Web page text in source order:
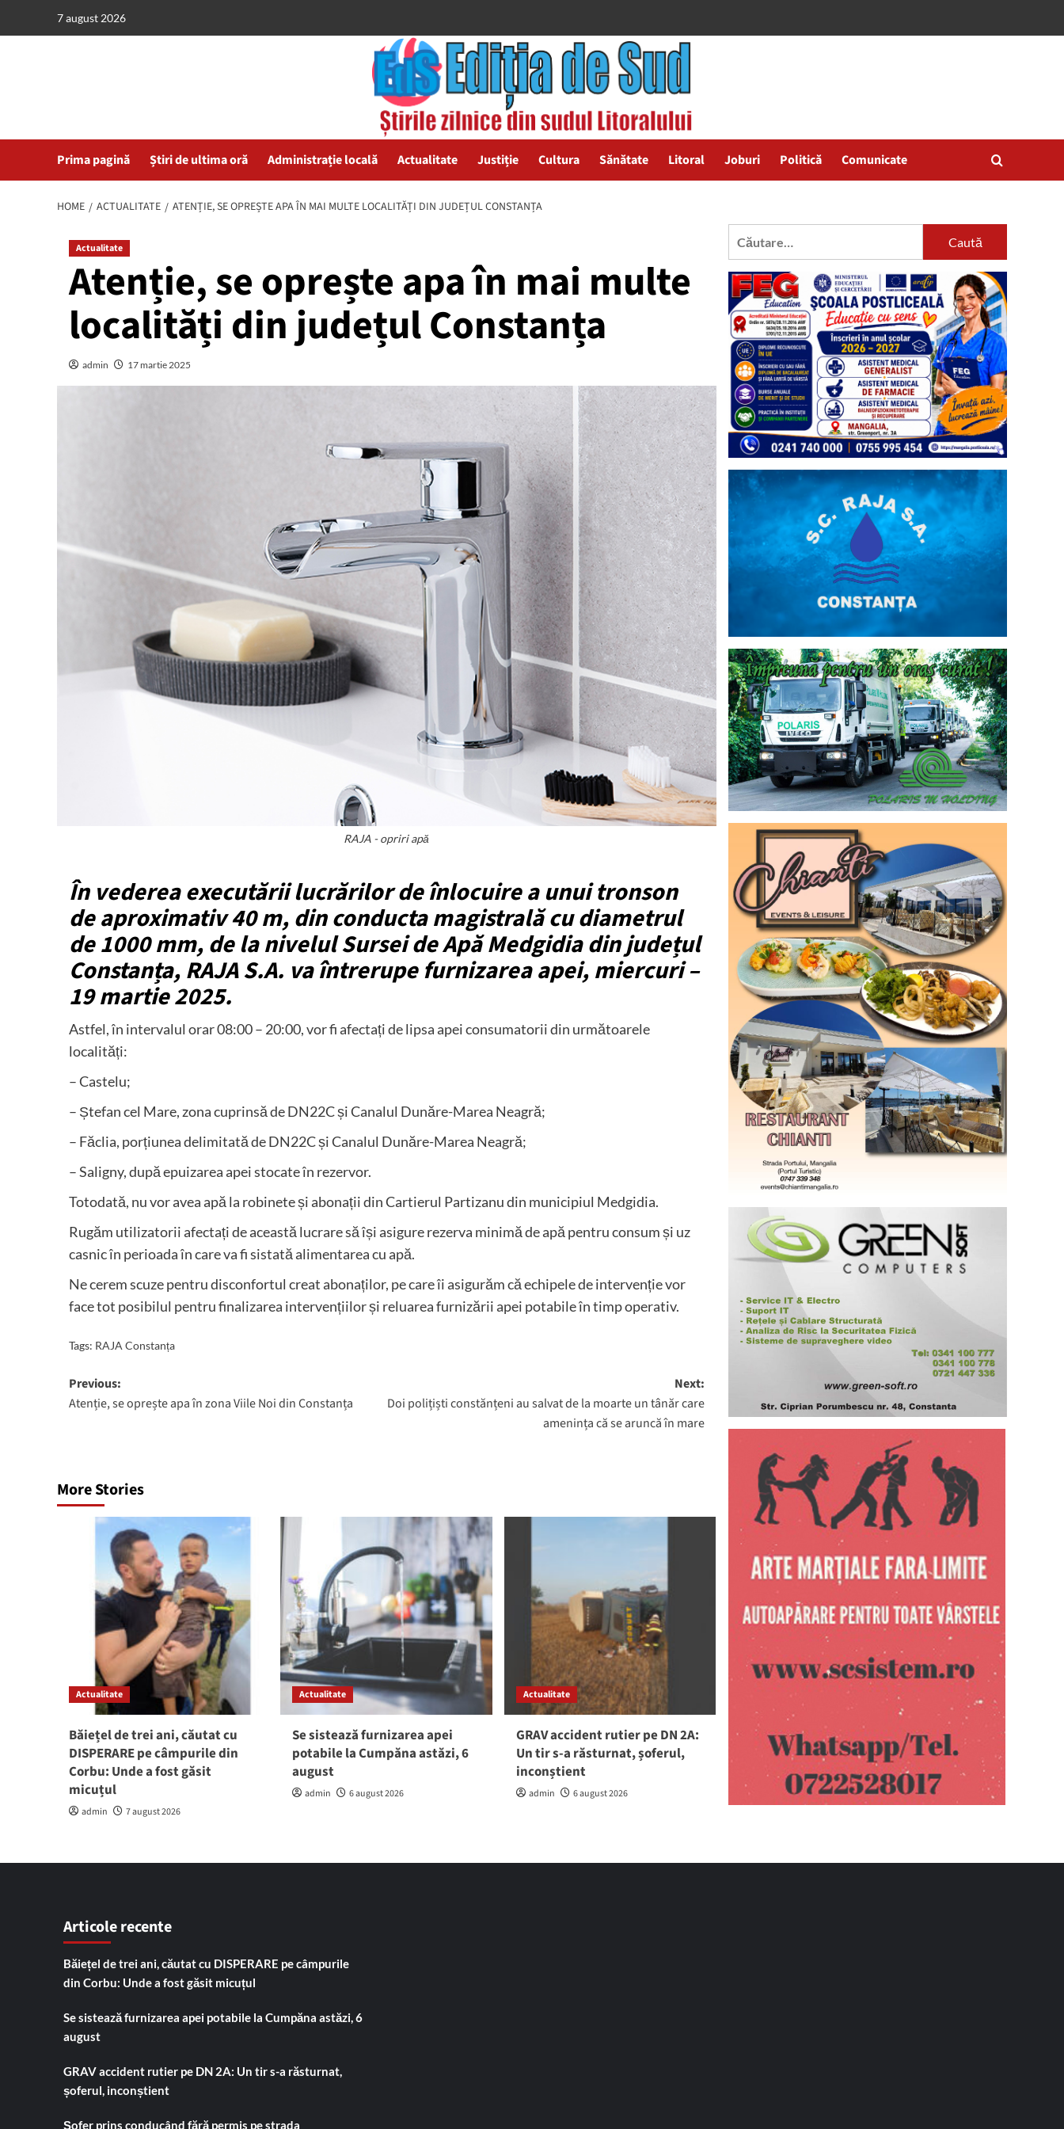
7 august 2026
Prima pagină Știri de ultima oră Administrație locală Actualitate Justiție Cultura Sănătate Litoral Joburi Politică Comunicate
HOME ACTUALITATE ATENȚIE, SE OPREȘTE APA ÎN MAI MULTE LOCALITĂȚI DIN JUDEȚUL CONSTANȚA
Actualitate
Atenție, se oprește apa în mai multe
localități din județul Constanța
admin 17 martie 2025
RAJA - opriri apă
În vederea executării lucrărilor de înlocuire a unui tronson
de aproximativ 40 m, din conducta magistrală cu diametrul
de 1000 mm, de la nivelul Sursei de Apă Medgidia din județul
Constanța, RAJA S.A. va întrerupe furnizarea apei, miercuri –
19 martie 2025.
Astfel, în intervalul orar 08:00 – 20:00, vor fi afectați de lipsa apei consumatorii din următoarele
localități:
– Castelu;
– Ștefan cel Mare, zona cuprinsă de DN22C și Canalul Dunăre-Marea Neagră;
– Făclia, porțiunea delimitată de DN22C și Canalul Dunăre-Marea Neagră;
– Saligny, după epuizarea apei stocate în rezervor.
Totodată, nu vor avea apă la robinete și abonații din Cartierul Partizanu din municipiul Medgidia.
Rugăm utilizatorii afectați de această lucrare să își asigure rezerva minimă de apă pentru consum și uz
casnic în perioada în care va fi sistată alimentarea cu apă.
Ne cerem scuze pentru disconfortul creat abonaților, pe care îi asigurăm că echipele de intervenție vor
face tot posibilul pentru finalizarea intervențiilor și reluarea furnizării apei potabile în timp operativ.
Tags: RAJA Constanța
Post
navigation
Previous:
Atenție, se oprește apa în zona Viile Noi din Constanța
Next:
Doi polițiști constănțeni au salvat de la moarte un tânăr care
amenința că se aruncă în mare
More Stories
Actualitate
Băiețel de trei ani, căutat cu
DISPERARE pe câmpurile din
Corbu: Unde a fost găsit
micuțul
admin 7 august 2026
Actualitate
Se sistează furnizarea apei
potabile la Cumpăna astăzi, 6
august
admin 6 august 2026
Actualitate
GRAV accident rutier pe DN 2A:
Un tir s-a răsturnat, șoferul,
inconștient
admin 6 august 2026
Caută
Articole recente
Băiețel de trei ani, căutat cu DISPERARE pe câmpurile
din Corbu: Unde a fost găsit micuțul
Se sistează furnizarea apei potabile la Cumpăna astăzi, 6
august
GRAV accident rutier pe DN 2A: Un tir s-a răsturnat,
șoferul, inconștient
Șofer prins conducând fără permis pe strada